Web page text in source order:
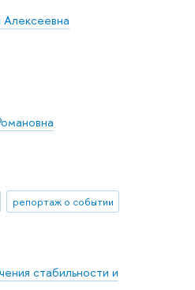
репортаж о событии
стабильности и